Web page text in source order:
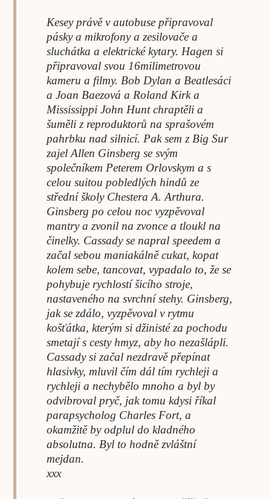
Kesey právě v autobuse připravoval
pásky a mikrofony a zesilovače a
sluchátka a elektrické kytary. Hagen si
připravoval svou 16milimetrovou
kameru a filmy. Bob Dylan a Beatlesáci
a Joan Baezová a Roland Kirk a
Mississippi John Hunt chraptěli a
šuměli z reproduktorů na sprašovém
pahrbku nad silnicí. Pak sem z Big Sur
zajel Allen Ginsberg se svým
společníkem Peterem Orlovskym a s
celou suitou pobledlých hindů ze
střední školy Chestera A. Arthura.
Ginsberg po celou noc vyzpěvoval
mantry a zvonil na zvonce a tloukl na
činelky. Cassady se napral speedem a
začal sebou maniakálně cukat, kopat
kolem sebe, tancovat, vypadalo to, že se
pohybuje rychlostí šicího stroje,
nastaveného na svrchní stehy. Ginsberg,
jak se zdálo, vyzpěvoval v rytmu
košťátka, kterým si džinisté za pochodu
smetají s cesty hmyz, aby ho nezašlápli.
Cassady si začal nezdravě přepínat
hlasivky, mluvil čím dál tím rychleji a
rychleji a nechybělo mnoho a byl by
odvibroval pryč, jak tomu kdysi říkal
parapsycholog Charles Fort, a
okamžitě by odplul do kladného
absolutna. Byl to hodně zvláštní
mejdan.
xxx